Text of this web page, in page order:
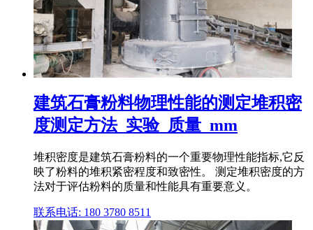
建筑石膏粉料物理性能的测定堆积密
度测定方法_实验_质量_mm
堆积密度是建筑石膏粉料的一个重要物理性能指标,它反
映了粉料的堆积紧密程度和致密性。 测定堆积密度的方
法对于评估粉料的质量和性能具有重要意义。
联系电话: 180 3780 8511